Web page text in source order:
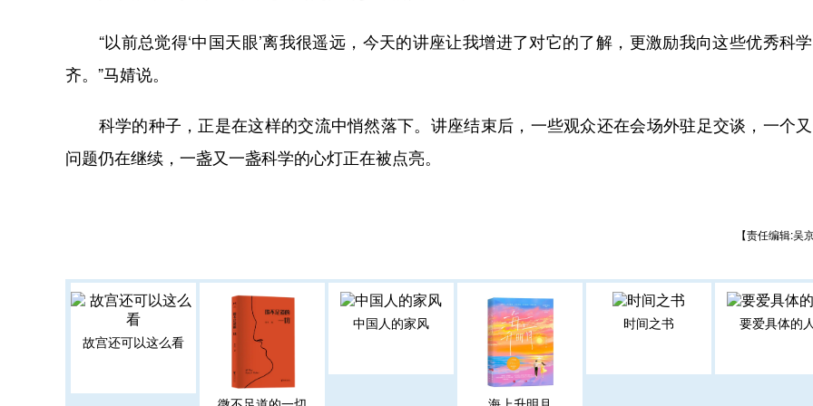
“以前总觉得‘中国天眼’离我很遥远，今天的讲座让我增进了对它的了解，更激励我向这些优秀科
齐。”马婧说。
科学的种子，正是在这样的交流中悄然落下。讲座结束后，一些观众还在会场外驻足交谈，一个
问题仍在继续，一盏又一盏科学的心灯正在被点亮。
【责任编辑:吴
故宫还可以这么看
中国人的家风 时间之书 要爱具体的人